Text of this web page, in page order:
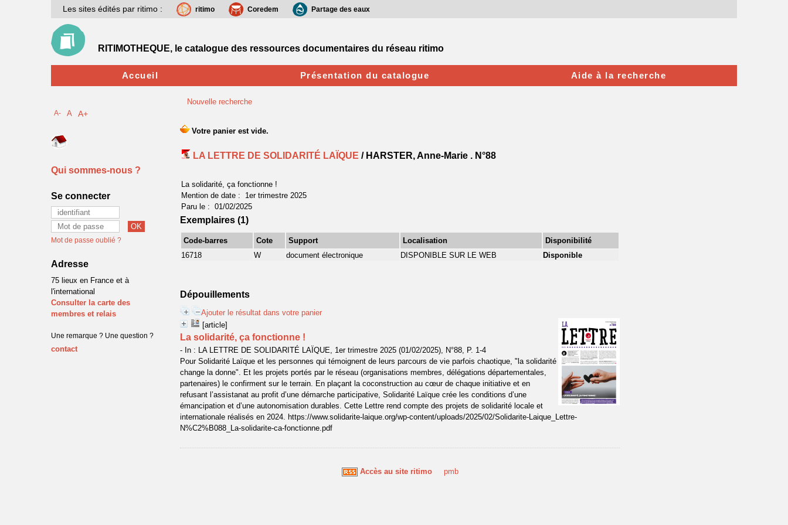
Nouvelle recherche
LA LETTRE DE SOLIDARITÉ LAÏQUE / HARSTER, Anne-Marie . N°88
La solidarité, ça fonctionne !
Mention de date : 1er trimestre 2025
Paru le : 01/02/2025
Exemplaires (1)
Code-barres Cote Support Localisation
Disponibilité
16718
W document électronique DISPONIBLE SUR LE WEB Disponible
Dépouillements
Ajouter le résultat dans votre panier
[article]
La solidarité, ça fonctionne !
- In : LA LETTRE DE SOLIDARITÉ LAÏQUE, 1er trimestre 2025 (01/02/2025), N°88, P. 1-4
Pour Solidarité Laïque et les personnes qui témoignent de leurs parcours de vie parfois chaotique, "la solidarité
change la donne". Et les projets portés par le réseau (organisations membres, délégations départementales,
partenaires) le confirment sur le terrain. En plaçant la coconstruction au cœur de chaque initiative et en
refusant l’assistanat au profit d’une démarche participative, Solidarité Laïque crée les conditions d’une
émancipation et d’une autonomisation durables. Cette Lettre rend compte des projets de solidarité locale et
internationale réalisés en 2024. https://www.solidarite-laique.org/wp-content/uploads/2025/02/Solidarite-Laique_Lettre-
N%C2%B088_La-solidarite-ca-fonctionne.pdf
Accès au site ritimo pmb
Les sites édités par ritimo : ritimo Coredem Partage des eaux
RITIMOTHEQUE, le catalogue des ressources documentaires du réseau ritimo
Accueil Présentation du catalogue Aide à la recherche
A- A A+
Qui sommes-nous ?
Se connecter
Mot de passe oublié ?
Adresse
75 lieux en France et à
l'international
Consulter la carte des
membres et relais
Une remarque ? Une question ?
contact